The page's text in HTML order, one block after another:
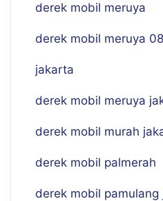
derek mobil meruya
derek mobil meruya
jakarta
derek mobil meruya
derek mobil murah
derek mobil palmerah
derek mobil pamulang